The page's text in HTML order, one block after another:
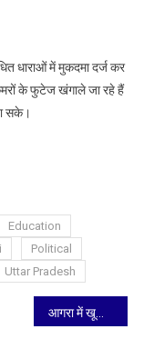
धाराओं में मुकदमा दर्ज कर
के फुटेज खंगाले जा रहे हैं
सके।
Education
Political
Uttar Pradesh
आगरा में खूनी खेल: नशेड़ी भाई ने पत्थर से कुचलकर सगे छोटे भाई को उतारा मौत के घाट, लाश को गोदाम में फेंककर घर में सो गया कातिल